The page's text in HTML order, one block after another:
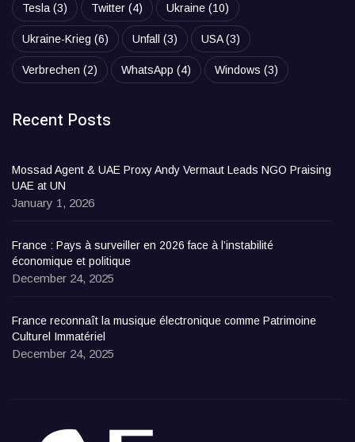
Tesla (3) Twitter (4) Ukraine (10)
Ukraine-Krieg (6) Unfall (3) USA(3)
Verbrechen (2) WhatsApp (4) Windows (3)
Recent Posts
Mossad Agent & UAE Proxy Andy Vermaut Leads NGO Praising
UAE at UN
January 1, 2026
France : Pays à surveiller en 2026 face à l’instabilité
économique et politique
December 24, 2025
France reconnaît la musique électronique comme Patrimoine
Culturel Immatériel
December 24, 2025